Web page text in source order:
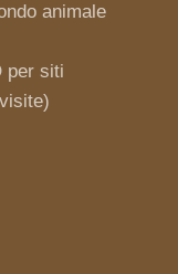
animale
per siti